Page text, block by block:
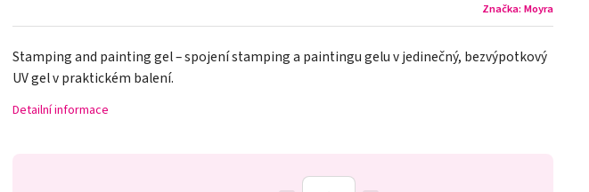
Značka: Moyra
Stamping and painting gel – spojení stamping a paintingu gelu v jedinečný, bezvýpotkový
UV gel v praktickém balení.
Detailní informace